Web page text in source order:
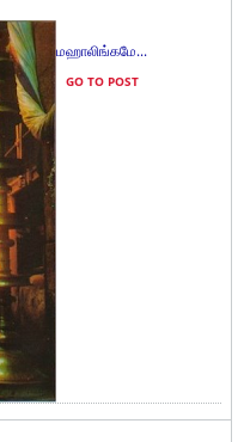
மஹாலிங்கமே...
GO TO POST